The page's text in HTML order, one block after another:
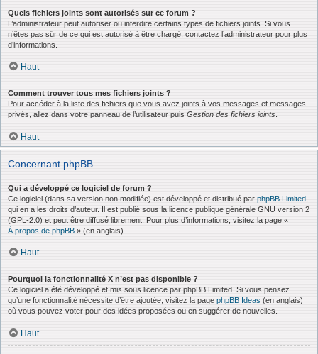
Quels fichiers joints sont autorisés sur ce forum ?
L’administrateur peut autoriser ou interdire certains types de fichiers joints. Si vous
n’êtes pas sûr de ce qui est autorisé à être chargé, contactez l’administrateur pour plus
d’informations.
Haut
Comment trouver tous mes fichiers joints ?
Pour accéder à la liste des fichiers que vous avez joints à vos messages et messages
privés, allez dans votre panneau de l’utilisateur puis Gestion des fichiers joints
Haut
Concernant phpBB
Qui a développé ce logiciel de forum ?
Ce logiciel (dans sa version non modifiée) est développé et distribué par phpBB Limited
qui en a les droits d’auteur. Il est publié sous la licence publique générale GNU version 2
(GPL-2.0) et peut être diffusé librement. Pour plus d’informations, visitez la page «
À propos de phpBB » (en anglais).
Haut
Pourquoi la fonctionnalité X n’est pas disponible ?
Ce logiciel a été développé et mis sous licence par phpBB Limited. Si vous pensez
qu’une fonctionnalité nécessite d’être ajoutée, visitez la page phpBB Ideas (en anglais)
où vous pouvez voter pour des idées proposées ou en suggérer de nouvelles.
Haut